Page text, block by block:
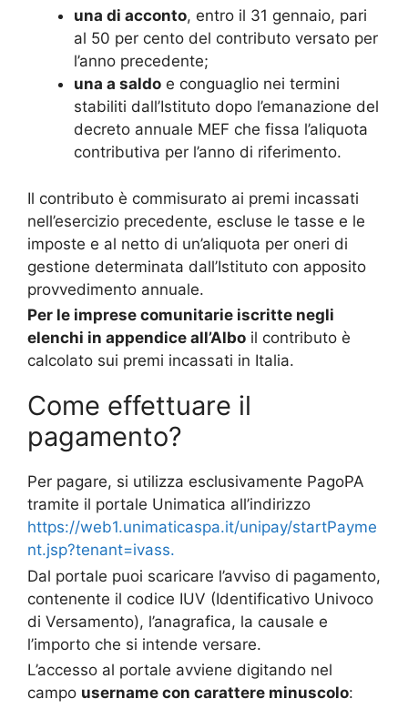
una di acconto, entro il 31 gennaio, pari
al 50 per cento del contributo versato per
l’anno precedente;
una a saldo e conguaglio nei termini
stabiliti dall’Istituto dopo l’emanazione del
decreto annuale MEF che fissa l’aliquota
contributiva per l’anno di riferimento.
Il contributo è commisurato ai premi incassati
nell’esercizio precedente, escluse le tasse e le
imposte e al netto di un’aliquota per oneri di
gestione determinata dall’Istituto con apposito
provvedimento annuale.
Per le imprese comunitarie iscritte negli
elenchi in appendice all’Albo il contributo è
calcolato sui premi incassati in Italia.
Come effettuare il
pagamento?
Per pagare, si utilizza esclusivamente PagoPA
tramite il portale Unimatica all’indirizzo
https://web1.unimaticaspa.it/unipay/startPayme
nt.jsp?tenant=ivass.
Dal portale puoi scaricare l’avviso di pagamento,
contenente il codice IUV (Identificativo Univoco
di Versamento), l’anagrafica, la causale e
l’importo che si intende versare.
L’accesso al portale avviene digitando nel
campo username con carattere minuscolo: